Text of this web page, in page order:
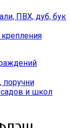
ПВХ, дуб, бук
поручни
и школ